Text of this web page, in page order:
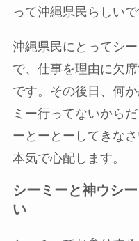
って沖縄県民らしいで
沖縄県民にとってシ
で、 仕事を理由に欠
です。その後日、何
ミー行ってないから
ーとーとーしてきな
本気で心配します。
シーミーと神ウシ
い